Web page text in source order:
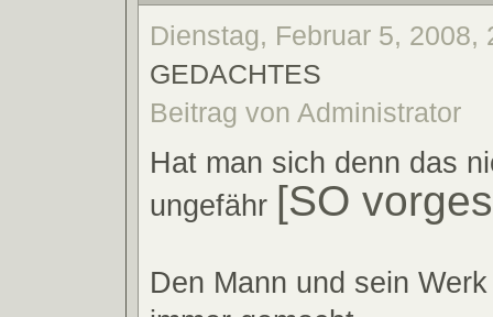
Dienstag, Februar 5, 2008,
GEDACHTES
Beitrag von Administrator
Hat man sich denn das
ungefähr [SO
Den Mann und sein